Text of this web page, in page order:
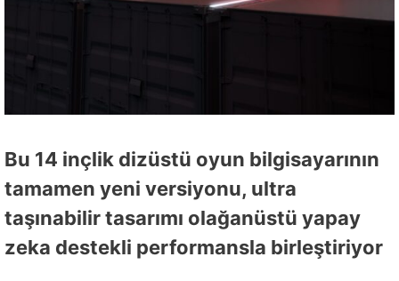
Bu 14 inçlik dizüstü oyun bilgisayarının
tamamen yeni versiyonu, ultra
taşınabilir tasarımı olağanüstü yapay
zeka destekli performansla birleştiriyor